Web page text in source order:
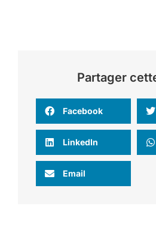
Partager
Facebook
LinkedIn
Email